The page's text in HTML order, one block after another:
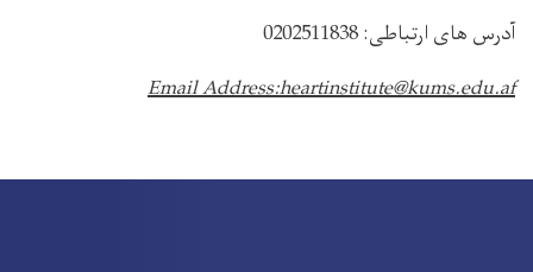
آدرس های ارتباطی: 0202511838
Email Address:heartinstitute@kums.edu.af